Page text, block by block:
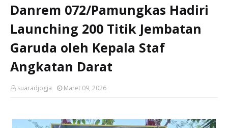
Danrem 072/Pamungkas Hadiri
Launching 200 Titik Jembatan
Garuda oleh Kepala Staf
Angkatan Darat
suaradjogja Maret 09, 2026